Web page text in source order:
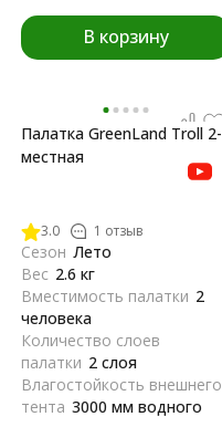
В корзину
Палатка GreenLand Troll 2-
местная
3.0 1 отзыв
Сезон Лето
Вес 2.6 кг
Вместимость палатки 2
человека
Количество слоев
палатки 2 слоя
Влагостойкость внешнего
тента 3000 мм водного